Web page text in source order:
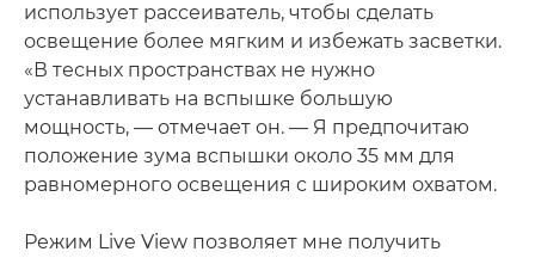
использует рассеиватель, чтобы сделать
освещение более мягким и избежать засветки.
«В тесных пространствах не нужно
устанавливать на вспышке большую
мощность, — отмечает он. — Я предпочитаю
положение зума вспышки около 35 мм для
равномерного освещения с широким охватом.
Режим Live View позволяет мне получить